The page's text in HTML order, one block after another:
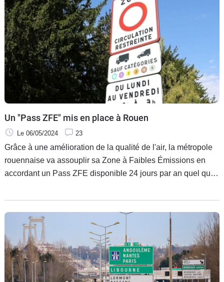
Un "Pass ZFE" mis en place à Rouen
Le 06/05/2024 23
Grâce à une amélioration de la qualité de l'air, la métropole
rouennaise va assouplir sa Zone à Faibles Émissions en
accordant un Pass ZFE disponible 24 jours par an quel que